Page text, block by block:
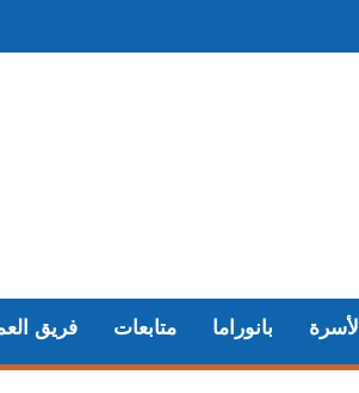
فريق متابعات بانوراما الأسرة